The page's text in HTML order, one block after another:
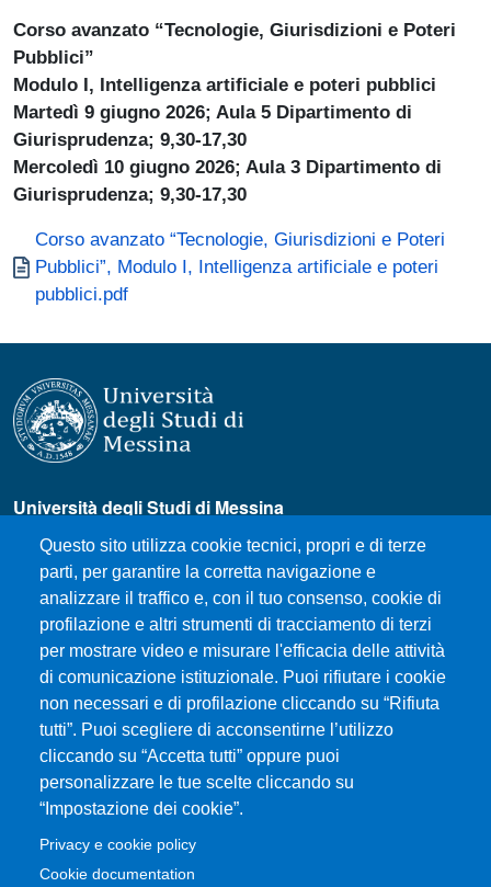
Corso avanzato “Tecnologie, Giurisdizioni e Poteri
Pubblici”
Modulo I, Intelligenza artificiale e poteri pubblici
Martedì 9 giugno 2026; Aula 5 Dipartimento di
Giurisprudenza; 9,30-17,30
Mercoledì 10 giugno 2026; Aula 3 Dipartimento di
Giurisprudenza; 9,30-17,30
Documento
Corso avanzato “Tecnologie, Giurisdizioni e Poteri
Pubblici”, Modulo I, Intelligenza artificiale e poteri
pubblici.pdf
Questo sito utilizza cookie tecnici, propri e di terze
parti, per garantire la corretta navigazione e
analizzare il traffico e, con il tuo consenso, cookie di
profilazione e altri strumenti di tracciamento di terzi
per mostrare video e misurare l'efficacia delle attività
di comunicazione istituzionale. Puoi rifiutare i cookie
non necessari e di profilazione cliccando su “Rifiuta
tutti”. Puoi scegliere di acconsentirne l’utilizzo
cliccando su “Accetta tutti” oppure puoi
personalizzare le tue scelte cliccando su
“Impostazione dei cookie”.
Privacy e cookie policy
Cookie documentation
Università degli Studi di Messina
Piazza Pugliatti, 1 - 98122 Messina
Cod. Fiscale 80004070837
P.IVA 00724160833
Centralino: 090 676 1
MENÙ SOCIAL
MENÙ FOOTER 1
Come raggiungere il Dipartimento
Dove siamo
Mappa del sito
Accessibilità
Privacy e cookie policy